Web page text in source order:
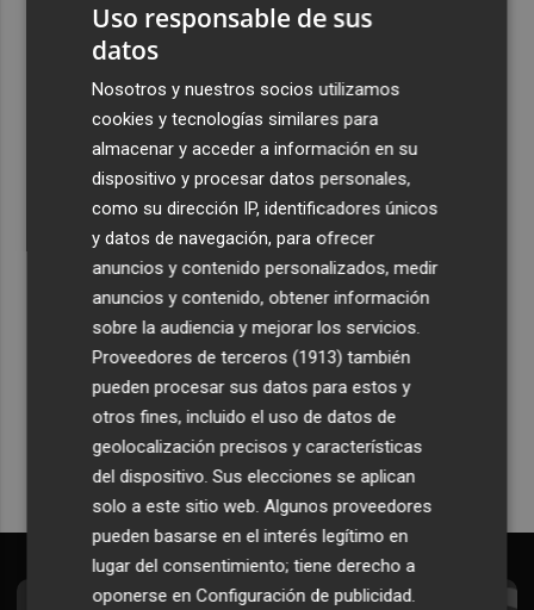
Ferran Torres, recibido con un baño de masas en su
pueblo: "Allá donde voy siempre digo que soy de Foios"
Foios se vuelca con Ferran Torres
Recibe toda la actualidad de
Plaza Podcast en tu correo
Quiero suscribirme
Uso responsable de sus
datos
Nosotros y nuestros socios utilizamos
cookies y tecnologías similares para
almacenar y acceder a información en su
dispositivo y procesar datos personales,
como su dirección IP, identificadores únicos
y datos de navegación, para ofrecer
anuncios y contenido personalizados, medir
anuncios y contenido, obtener información
sobre la audiencia y mejorar los servicios.
Proveedores de terceros (1913) también
pueden procesar sus datos para estos y
otros fines, incluido el uso de datos de
geolocalización precisos y características
del dispositivo. Sus elecciones se aplican
solo a este sitio web. Algunos proveedores
pueden basarse en el interés legítimo en
lugar del consentimiento; tiene derecho a
oponerse enConfiguración de publicidad.